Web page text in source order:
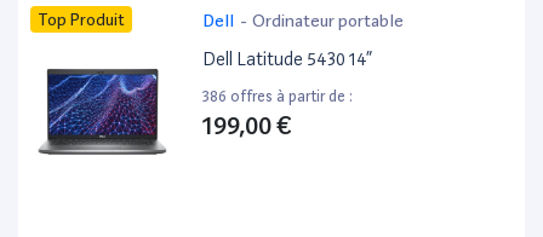
Top Produit Dell - Ordinateur portable
Dell Latitude 5430 14”
386 offres à partir de :
199,00 €